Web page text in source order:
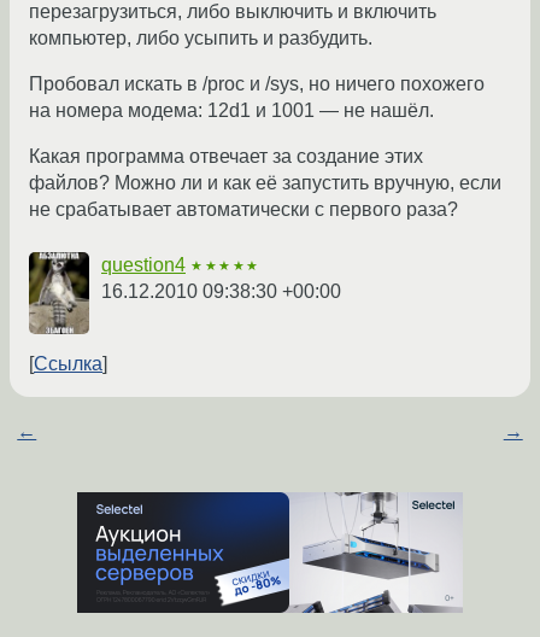
перезагрузиться, либо выключить и включить
компьютер, либо усыпить и разбудить.
Пробовал искать в /proc и /sys, но ничего похожего
на номера модема: 12d1 и 1001 — не нашёл.
Какая программа отвечает за создание этих
файлов? Можно ли и как её запустить вручную, если
не срабатывает автоматически с первого раза?
question4 ★★★★★
16.12.2010 09:38:30 +00:00
Ссылка
← →